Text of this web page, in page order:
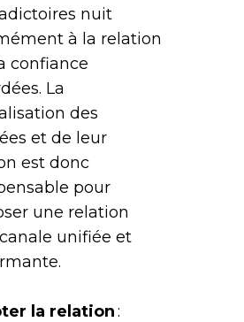
nuit
à la relation
confiance
La
des
et de leur
est donc
pour
une relation
unifiée et
la relation: